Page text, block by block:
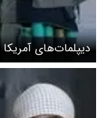
دیپلمات‌های آمریکا در دمشق